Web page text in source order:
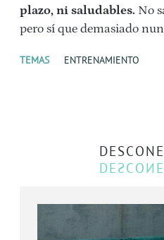
plazo, ni saludables. No
pero sí que demasiado
TEMAS ENTRENAMIENTO